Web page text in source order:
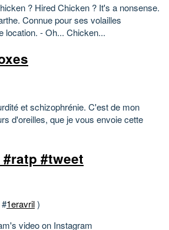
? Hired Chicken ? It's a nonsense.
Connue pour ses volailles
location. - Oh... Chicken...
et schizophrénie. C'est de mon
d'oreilles, que je vous envoie cette
#tweet
#1eravril)
video on Instagram